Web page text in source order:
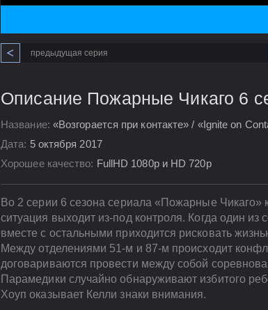
предыдущая серия
Описание Пожарные Чикаго 6
Название: «Возгорается при контакте» / «Ignite on
Дата: 5 октября 2017
Хорошее качество: FullHD 1080p и HD 720p
Во 2 серии 6 сезона сериала «Пожарные Чикаго»
ситуация выходит из-под контроля. Когда один из
вместе с остальными приходится рисковать
Между отделениями 51-м и 87-м происходит
договариваются провести между собой
Парамедики случайно обнаруживают избитого
Хоуп оказывает Келли знаки внимания.